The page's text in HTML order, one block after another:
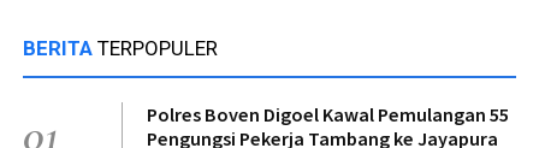
BERITA TERPOPULER
01
Polres Boven Digoel Kawal Pemulangan 55
Pengungsi Pekerja Tambang ke Jayapura